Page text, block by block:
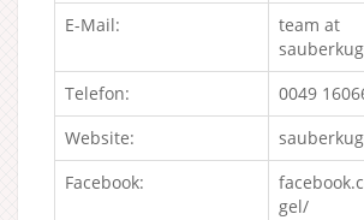
E-Mail:
team at
Telefon:
0049
Website:
Facebook:
gel/